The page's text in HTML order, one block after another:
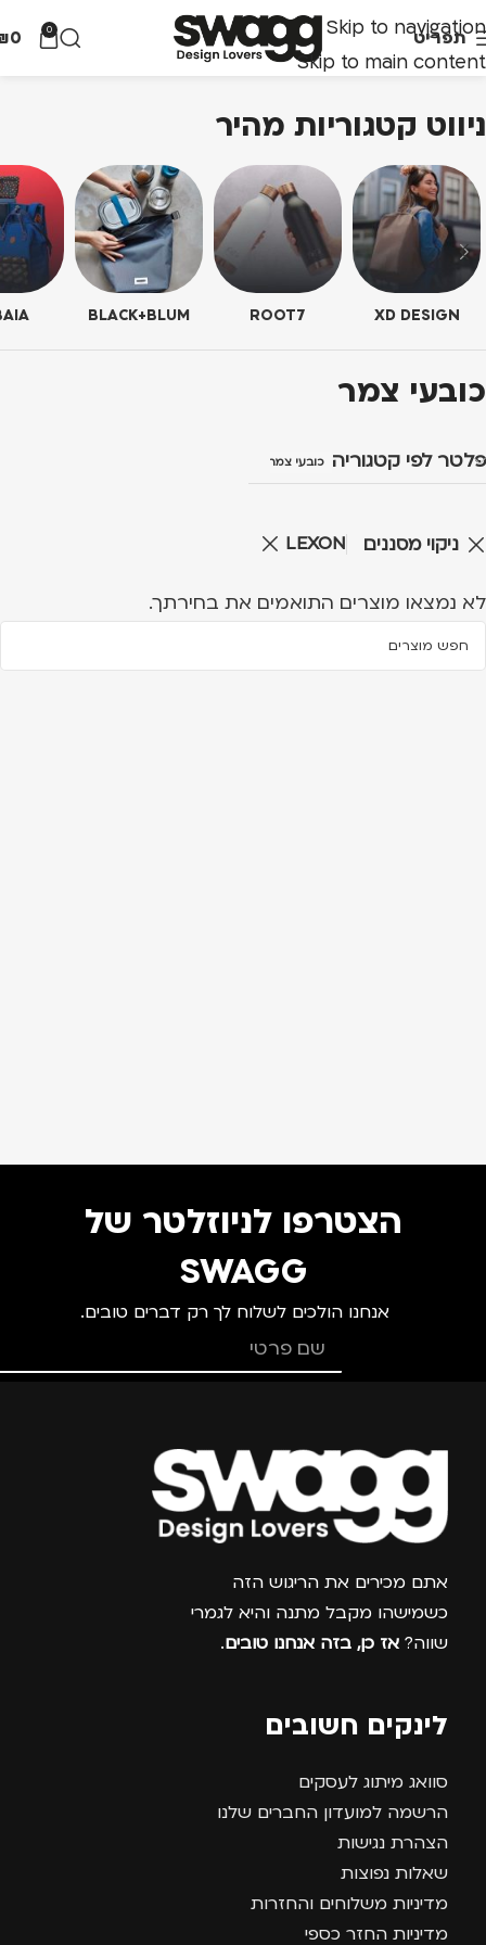
Skip to navigation
Skip to main content
תפריט 0
0
ניווט קטגוריות מהיר
XD DESIGN
ROOT7
BLACK+BLUM
כובעי צמר
פלטר לפי קטגוריה כובעי צמר
ניקוי מסננים LEXON
לא נמצאו מוצרים התואמים את בחירתך.
הצטרפו לניוזלטר של
SWAGG
אנחנו הולכים לשלוח לך רק דברים טובים.
צרפו אותי למועדון
אתם מכירים את הריגוש הזה
כשמישהו מקבל מתנה והיא לגמרי
שווה? אז כן, בזה אנחנו טובים.
לינקים חשובים
סוואג מיתוג לעסקים
הרשמה למועדון החברים שלנו
הצהרת נגישות
שאלות נפוצות
מדיניות משלוחים והחזרות
מדיניות החזר כספי